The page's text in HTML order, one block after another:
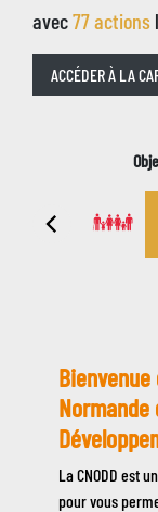
avec77actions
ACCÉDER À LA
Description
de
la
page
d'accueil
La CNODD est
pour vous